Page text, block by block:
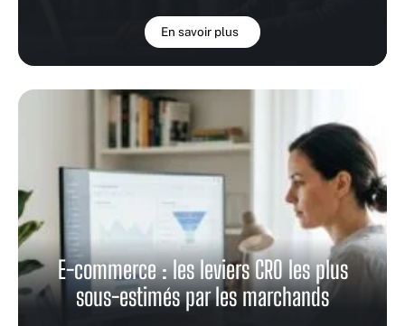
En savoir plus
E-commerce : les leviers CRO les plus
sous-estimés par les marchands